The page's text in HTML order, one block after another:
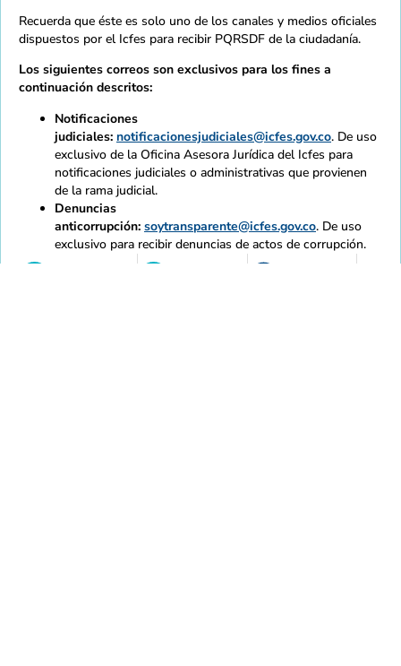
Recuerda que éste es solo uno de los canales y medios oficiales
dispuestos por el Icfes para recibir PQRSDF de la ciudadanía.
Los siguientes correos son exclusivos para los fines a
continuación descritos:
Notificaciones
judiciales: notificacionesjudiciales@icfes.gov.co. De uso
exclusivo de la Oficina Asesora Jurídica del Icfes para
notificaciones judiciales o administrativas que provienen
de la rama judicial.
Denuncias
anticorrupción: soytransparente@icfes.gov.co. De uso
exclusivo para recibir denuncias de actos de corrupción.